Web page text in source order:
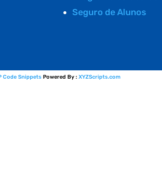
Seguro de Alunos
Code Snippets Powered By : XYZScripts.com